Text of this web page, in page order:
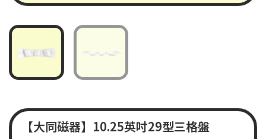
【大同磁器】10.25英吋29型三格盤